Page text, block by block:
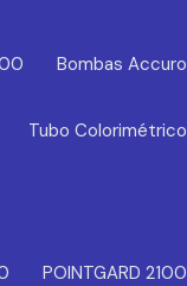
Bombas Accuro
Tubo Colorimétrico
POINTGARD 2100